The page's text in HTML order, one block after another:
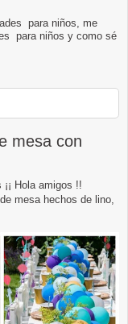
para niños, me
para niños y como sé
mesa con
Hola amigos !!
mesa hechos de lino,